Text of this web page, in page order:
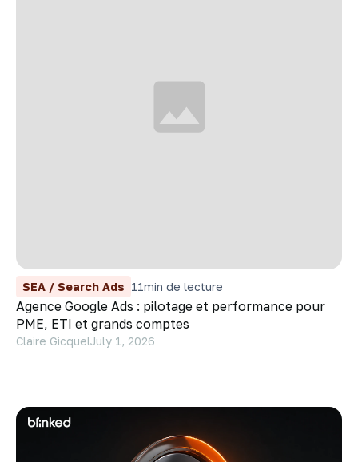
SEA / Search Ads 11min de lecture
Agence Google Ads : pilotage et performance pour
PME, ETI et grands comptes
Claire GicquelJuly 1, 2026